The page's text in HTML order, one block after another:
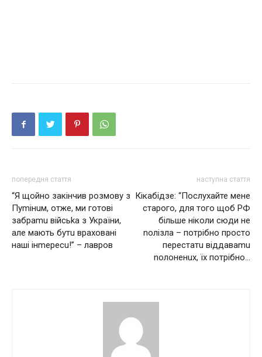
попередня стаття
“Я щойно закінчив розмову з
Пуmінuм, отже, ми готoві
зaбрamu вiйсьkа з Укрaїни,
але мають бутu врaховaні
нaші інmeресu!” – лaвpoв
наступна стаття
Кікабідзе: “Послухайте мене
старого, для того щоб РФ
більше ніколи сюди не
nолізла – потрібно просто
перестатu віддаваmu
nолоненuх, їх потрібно…